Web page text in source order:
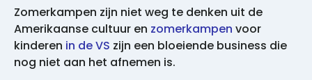
Zomerkampen zijn niet weg te denken uit de
Amerikaanse cultuur en zomerkampen voor
kinderen in de VS zijn een bloeiende business die
nog niet aan het afnemen is.